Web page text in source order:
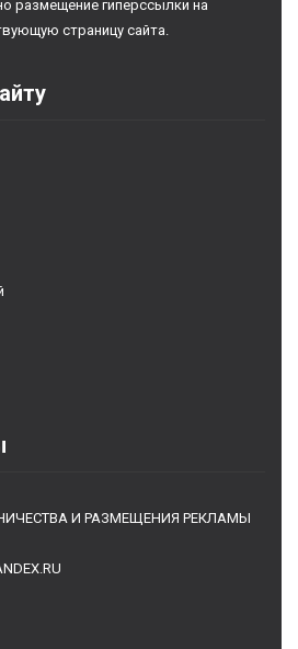
размещение гиперссылки на
страницу сайта.
И РАЗМЕЩЕНИЯ РЕКЛАМЫ